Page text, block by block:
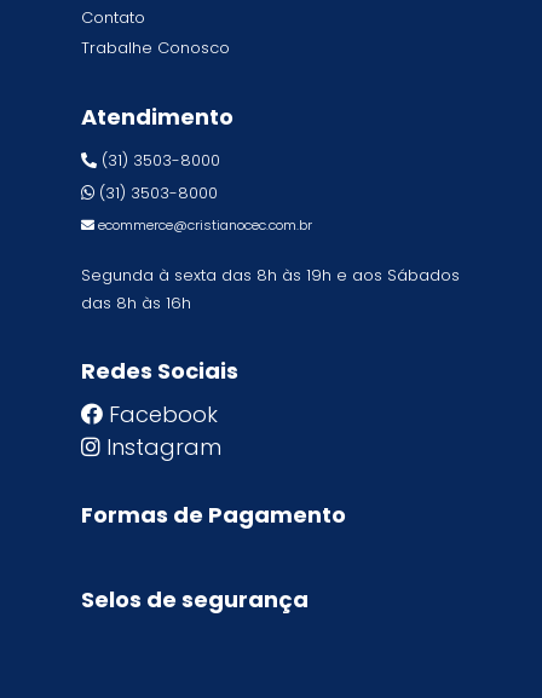
Contato
Trabalhe Conosco
Atendimento
(31) 3503-8000
(31) 3503-8000
ecommerce@cristianocec.com.br
Segunda à sexta das 8h às 19h e aos Sábados
das 8h às 16h
Redes Sociais
Facebook
Instagram
Formas de Pagamento
Selos de segurança